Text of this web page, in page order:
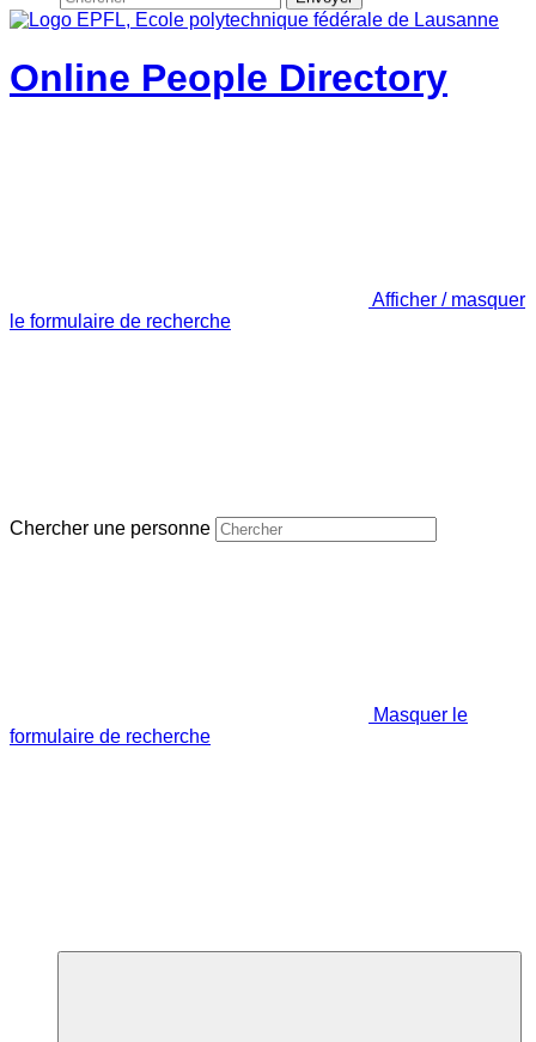
Online People Directory
Afficher / masquer
le formulaire de recherche
Chercher une personne
Masquer le
formulaire de recherche